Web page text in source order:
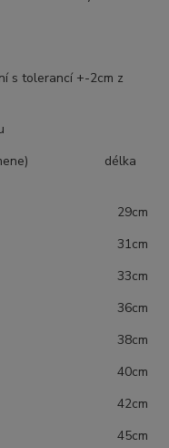
s tolerancí +-2cm z
délka
29cm
31cm
33cm
36cm
38cm
40cm
42cm
45cm